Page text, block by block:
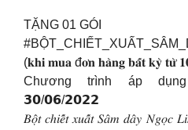
TẶNG 01 GÓI
(𝐤𝐡𝐢 𝐦𝐮𝐚 đ𝐨̛𝐧 𝐡𝐚̀𝐧𝐠 𝐛𝐚̂́𝐭 𝐤𝐲̀ 𝐭𝐮̛̀
Chương trình áp
𝟯𝟬/𝟬𝟲/𝟮𝟬𝟮𝟮
𝐵𝑜̣̂𝑡 𝑐ℎ𝑖𝑒̂́𝑡 𝑥𝑢𝑎̂́𝑡 𝑆𝑎̂𝑚 𝑑𝑎̂𝑦 𝑁𝑔𝑜̣𝑐